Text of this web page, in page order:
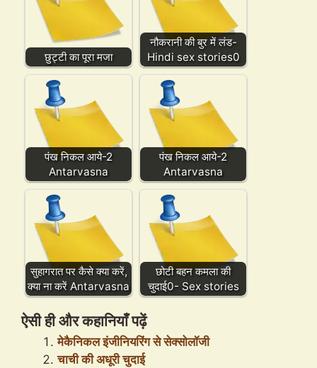
छुट्टी का पूरा मजा
नौकरानी की बुर में लंड-
Hindi sex stories0
पंख निकल आये-2
Antarvasna
पंख निकल आये-2
Antarvasna
सुहागरात पर कैसे क्या करें,
क्या ना करें Antarvasna
छोटी बहन कमला की
चुदाई0- Sex stories
ऐसी ही और कहानियाँ पढ़ें
मेकैनिकल इंजीनियरिंग से सेक्सोलॉजी
चाची की अधूरी चुदाई